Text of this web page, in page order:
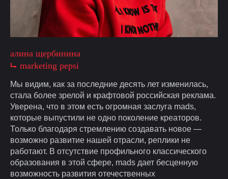
алина щербинина
⮡ marketing pepsi
Мы видим, как за последние десять лет изменилась,
стала более зрелой и крафтовой российская реклама.
Уверена, что в этом есть огромная заслуга mads,
которые выпустили не одно поколение креаторов.
Только благодаря стремлению создавать новое —
возможно развитие нашей отрасли, реплики не
работают. В отсутствие профильного классического
образования в этой сфере, mads дает бесценную
возможность развития отечественных